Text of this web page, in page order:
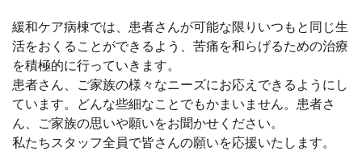
緩和ケア病棟では、患者さんが可能な限りいつもと同じ生
活をおくることができるよう、苦痛を和らげるための治療
を積極的に行っていきます。
患者さん、ご家族の様々なニーズにお応えできるようにし
ています。どんな些細なことでもかまいません。患者さ
ん、ご家族の思いや願いをお聞かせください。
私たちスタッフ全員で皆さんの願いを応援いたします。